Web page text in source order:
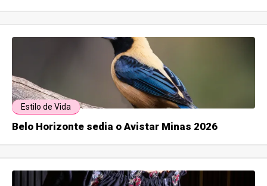
Estilo de Vida
Belo Horizonte sedia o Avistar Minas 2026